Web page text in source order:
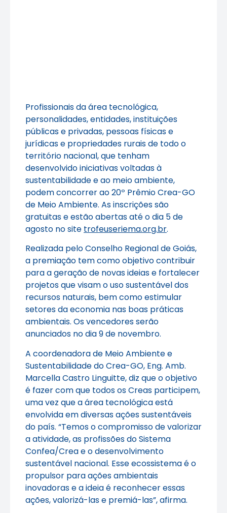
Profissionais da área tecnológica,
personalidades, entidades, instituições
públicas e privadas, pessoas físicas e
jurídicas e propriedades rurais de todo o
território nacional, que tenham
desenvolvido iniciativas voltadas à
sustentabilidade e ao meio ambiente,
podem concorrer ao 20º Prêmio Crea-GO
de Meio Ambiente. As inscrições são
gratuitas e estão abertas até o dia 5 de
agosto no site trofeuseriema.org.br.
Realizada pelo Conselho Regional de Goiás,
a premiação tem como objetivo contribuir
para a geração de novas ideias e fortalecer
projetos que visam o uso sustentável dos
recursos naturais, bem como estimular
setores da economia nas boas práticas
ambientais. Os vencedores serão
anunciados no dia 9 de novembro.
A coordenadora de Meio Ambiente e
Sustentabilidade do Crea-GO, Eng. Amb.
Marcella Castro Linguitte, diz que o objetivo
é fazer com que todos os Creas participem,
uma vez que a área tecnológica está
envolvida em diversas ações sustentáveis
do país. “Temos o compromisso de valorizar
a atividade, as profissões do Sistema
Confea/Crea e o desenvolvimento
sustentável nacional. Esse ecossistema é o
propulsor para ações ambientais
inovadoras e a ideia é reconhecer essas
ações, valorizá-las e premiá-las”, afirma.